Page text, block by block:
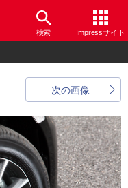
検索 Impressサイト
次の画像